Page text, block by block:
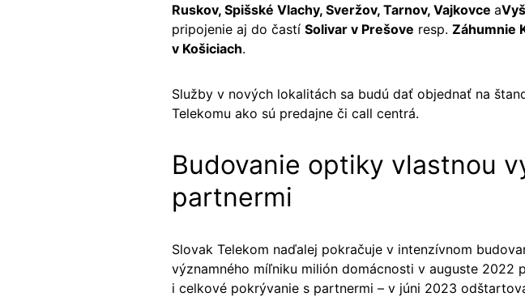
Ruskov, Spišské Vlachy, Sveržov, Tarnov, Vajkovce a
pripojenie aj do častí Solivar v Prešove resp. Záhumnie
v Košiciach.
Služby v nových lokalitách sa budú dať objednať na
Telekomu ako sú predajne či call centrá.
Budovanie optiky vlastnou
partnermi
Slovak Telekom naďalej pokračuje v intenzívnom
významného míľniku milión domácnosti v auguste 2022
i celkové pokrývanie s partnermi – v júni 2023